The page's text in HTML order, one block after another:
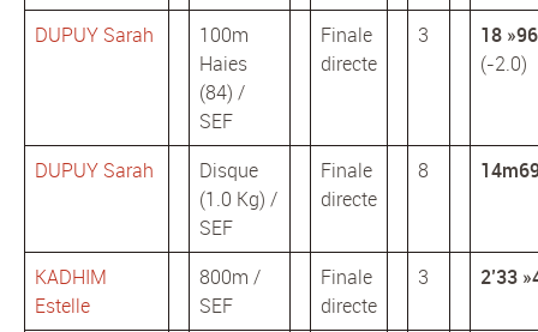
DUPUY Sarah
100m
Haies
(84) /
SEF
Finale
directe
3
18 »96
(-2.0)
DUPUY Sarah
Disque
(1.0 Kg) /
SEF
Finale
directe
8
KADHIM
Estelle
800m /
SEF
Finale
directe
3 2’33